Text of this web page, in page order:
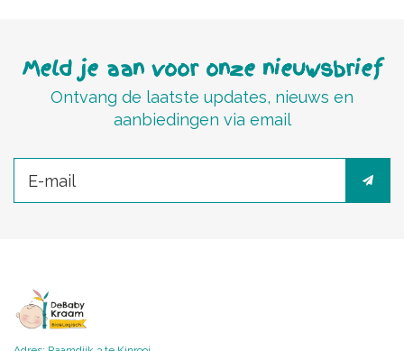
Meld je aan voor onze nieuwsbrief
Ontvang de laatste updates, nieuws en
aanbiedingen via email